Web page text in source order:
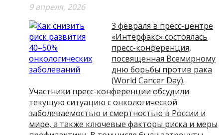
9 апреля, 2026
3 февраля в пресс-центре
«Интерфакс» состоялась
пресс-конференция,
посвященная Всемирному
дню борьбы против рака
(World Cancer Day).
Участники пресс-конференции обсудили
текущую ситуацию с онкологической
заболеваемостью и смертностью в России и
мире, а также ключевые факторы риска и меры